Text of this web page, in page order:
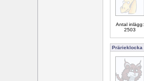
Antal inlägg:
2503
Prärieklocka